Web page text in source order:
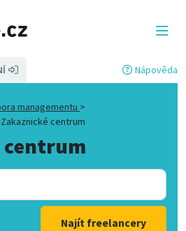
Nápověda
managementu >
Zakaznické centrum
centrum
Najít freelancery